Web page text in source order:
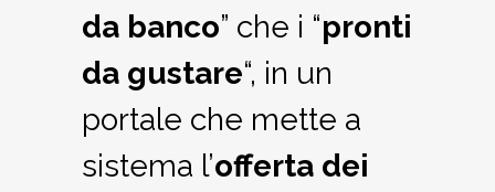
da banco” che i “pronti
da gustare“, in un
portale che mette a
sistema l’offerta dei